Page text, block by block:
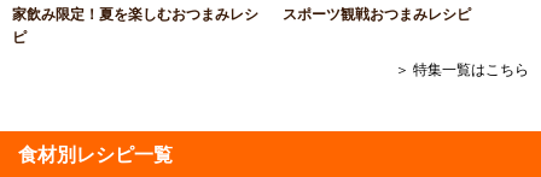
家飲み限定！夏を楽しむおつまみレシ
ピ
スポーツ観戦おつまみレシピ
＞ 特集一覧はこちら
食材別レシピ一覧